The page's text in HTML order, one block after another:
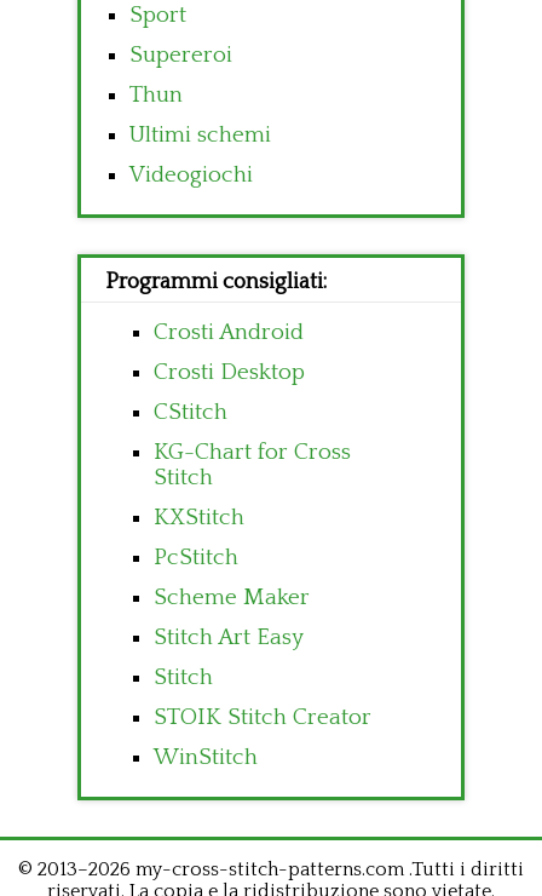
Sport
Supereroi
Thun
Ultimi schemi
Videogiochi
Programmi consigliati:
Crosti Android
Crosti Desktop
CStitch
KG-Chart for Cross
Stitch
KXStitch
PcStitch
Scheme Maker
Stitch Art Easy
Stitch
STOIK Stitch Creator
WinStitch
© 2013–2026 my-cross-stitch-patterns.com .Tutti i diritti
riservati. La copia e la ridistribuzione sono vietate.